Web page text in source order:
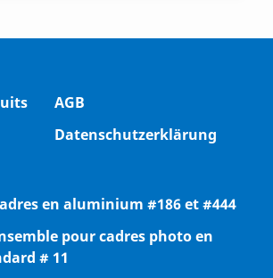
AGB
Datenschutzerklärung
en aluminium #186 et #444
pour cadres photo en
# 11